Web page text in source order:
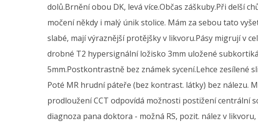
dolů.Brnění obou DK, levá více.Občas záškuby.Při delší
močení někdy i malý únik stolice. Mám za sebou tato
slabé, mají výraznější protějšky v likvoru.Pásy migrují v
drobné T2 hypersignální ložisko 3mm uložené
5mm.Postkontrastně bez známek sycení.Lehce zesílené
Poté MR hrudní páteře (bez kontrast. látky) bez nálezu.
prodloužení CCT odpovídá možnosti postižení centrální
diagnoza pana doktora - možná RS, pozit. nález v